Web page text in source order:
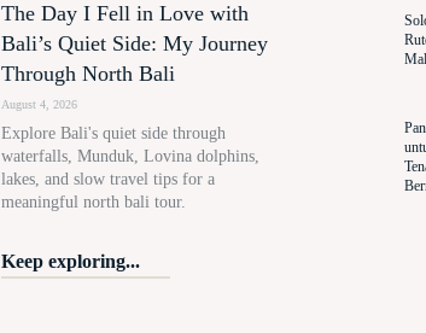
The Day I Fell in Love with
Bali’s Quiet Side: My Journey
Through North Bali
August 4, 2026
Explore Bali's quiet side through
waterfalls, Munduk, Lovina dolphins,
lakes, and slow travel tips for a
meaningful north bali tour.
Keep exploring...